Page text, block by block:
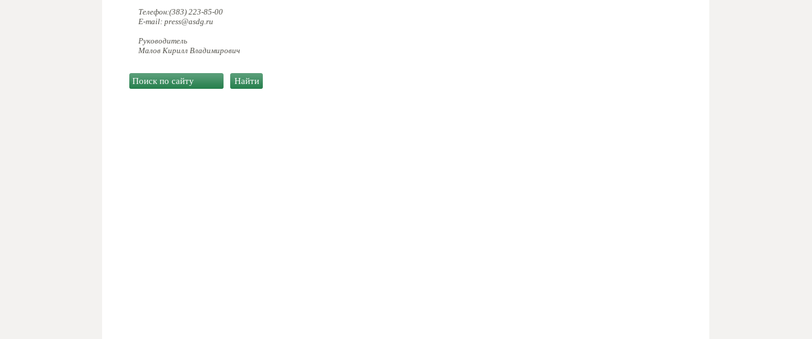
Телефон:(383) 223-85-00
E-mail: press@asdg.ru
Руководитель
Малов Кирилл Владимирович